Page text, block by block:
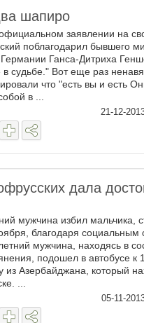
шапиро
заявлении на
поблагодарил бывшего
Ганса-Дитриха
судьбе." Вот еще раз
что "есть вы и есть
в ...
21-12-
дала
мужчина избил мальчика,
благодаря социальным
мужчина, находясь в
подошел в автобусе к
из Азербайджана, который
...
05-11-